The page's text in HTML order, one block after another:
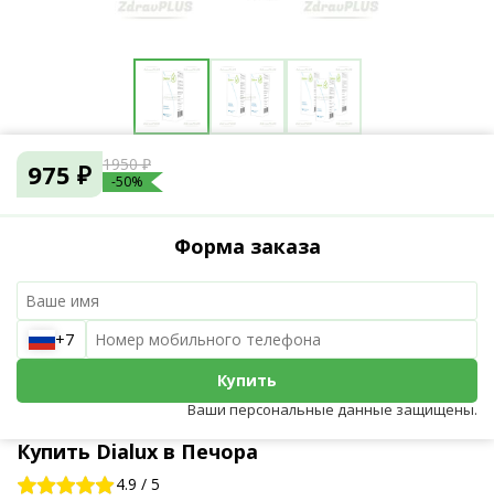
Купить Dialux в Печора
4.9 / 5
975 ₽ 1950 ₽
-50%
Форма заказа
+7
Купить
Ваши персональные данные защищены.